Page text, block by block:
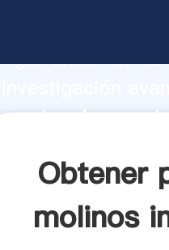
Agarrando fuerte
precios de
Obtener
molinos